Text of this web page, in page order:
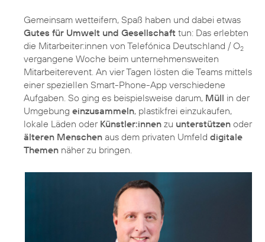
Gemeinsam wetteifern, Spaß haben und dabei etwas
Gutes für Umwelt und Gesellschaft tun: Das erlebten
die Mitarbeiter:innen von Telefónica Deutschland / O2
vergangene Woche beim unternehmensweiten
Mitarbeiterevent. An vier Tagen lösten die Teams mittels
einer speziellen Smart-Phone-App verschiedene
Aufgaben. So ging es beispielsweise darum, Müll in der
Umgebung einzusammeln, plastikfrei einzukaufen,
lokale Läden oder Künstler:innen zu unterstützen oder
älteren Menschen aus dem privaten Umfeld digitale
Themen näher zu bringen.